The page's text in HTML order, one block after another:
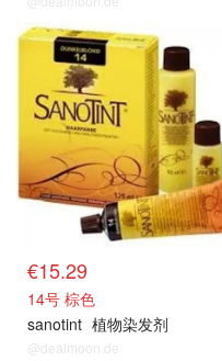
€15.29
14号 棕色
sanotint 植物染发剂
@dealmoon.de